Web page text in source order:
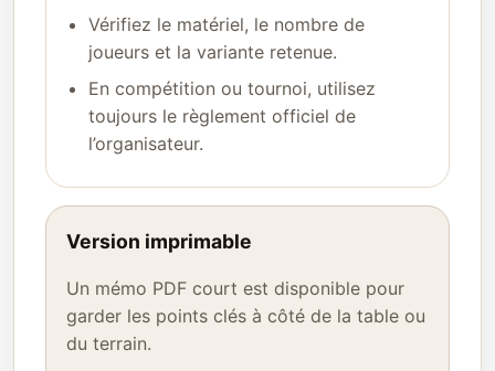
Vérifiez le matériel, le nombre de
joueurs et la variante retenue.
En compétition ou tournoi, utilisez
toujours le règlement officiel de
l’organisateur.
Version imprimable
Un mémo PDF court est disponible pour
garder les points clés à côté de la table ou
du terrain.